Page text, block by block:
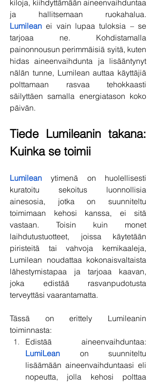
kiloja, kiihdyttämään aineenvaihduntaa
Lumilean ei vain lupaa tuloksia – se
tarjoaa ne. Kohdistamalla
painonnousun perimmäisiä syitä, kuten
hidas aineenvaihdunta ja lisääntynyt
nälän tunne, Lumilean auttaa käyttäjiä
polttamaan rasvaa tehokkaasti
säilyttäen samalla energiatason koko
päivän.
Tiede Lumileanin takana:
Kuinka se toimii
Lumilean ytimenä on huolellisesti
kuratoitu sekoitus luonnollisia
ainesosia, jotka on suunniteltu
toimimaan kehosi kanssa, ei sitä
vastaan. Toisin kuin monet
laihdutustuotteet, joissa käytetään
piristeitä tai vahvoja kemikaaleja,
Lumilean noudattaa kokonaisvaltaista
lähestymistapaa ja tarjoaa kaavan,
joka edistää rasvanpudotusta
terveyttäsi vaarantamatta.
Tässä on erittely Lumileanin
toiminnasta:
LumiLean on suunniteltu
lisäämään aineenvaihduntaasi eli
nopeutta, jolla kehosi polttaa